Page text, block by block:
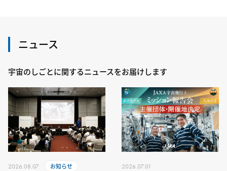
ニュース
宇宙のしごとに関するニュースをお届けします
2026.08.07 お知らせ
2026.07.01